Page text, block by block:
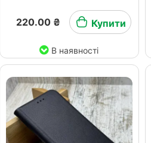
220.00 ₴ Купити
В наявності